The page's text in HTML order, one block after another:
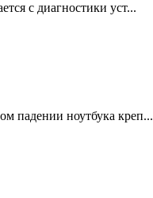
с диагностики уст...
падении ноутбука креп...